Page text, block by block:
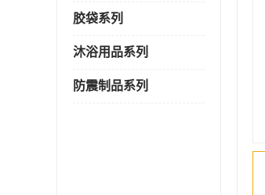
胶袋系列
沐浴用品系列
防震制品系列